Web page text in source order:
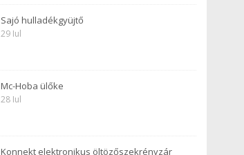
Sajó hulladékgyüjtő
29 Iul
Mc-Hoba ülőke
28 Iul
Konnekt elektronikus öltözőszekrényzár